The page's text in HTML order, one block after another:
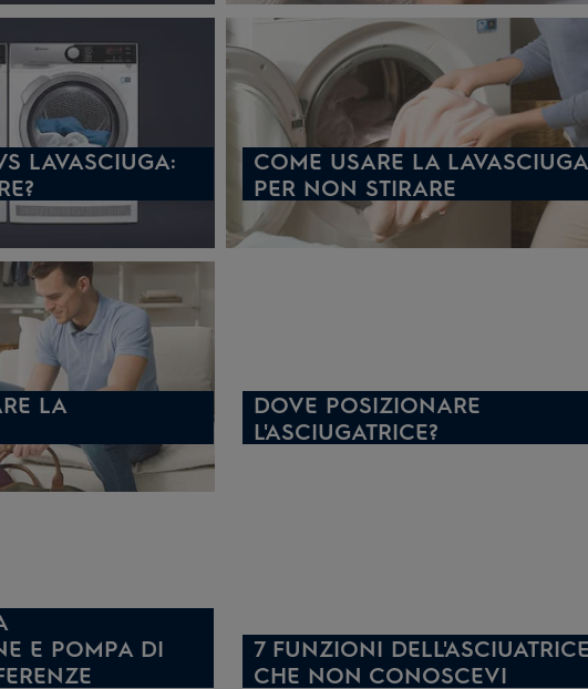
LAVASCIUGA:
COME USARE LA LAVASCIUGA
PER NON STIRARE
LA
DOVE POSIZIONARE
L'ASCIUGATRICE?
E POMPA DI
7 FUNZIONI DELL'ASCIUATRICE
CHE NON CONOSCEVI